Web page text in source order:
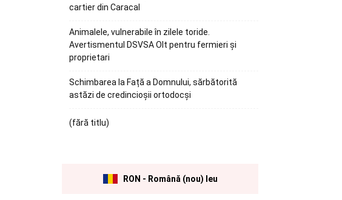
cartier din Caracal
Animalele, vulnerabile în zilele toride.
Avertismentul DSVSA Olt pentru fermieri și
proprietari
Schimbarea la Față a Domnului, sărbătorită
astăzi de credincioșii ortodocși
(fără titlu)
RON - Română (nou) leu